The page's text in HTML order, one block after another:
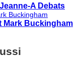
A Debats
Mark Buckingham